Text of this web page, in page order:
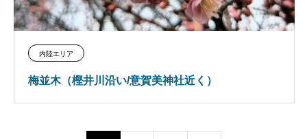
内陸エリア
梅並木（樫井川沿い/意賀美神社近く）